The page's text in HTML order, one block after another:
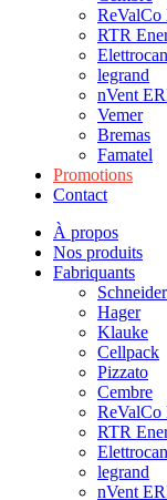
ReValCo
RTR
legrand
nVent
Vemer
Bremas
Famatel
Promotions
Contact
À propos
Nos produits
Fabriquants
Hager
Klauke
Cellpack
Pizzato
Cembre
ReValCo
RTR
legrand
nVent